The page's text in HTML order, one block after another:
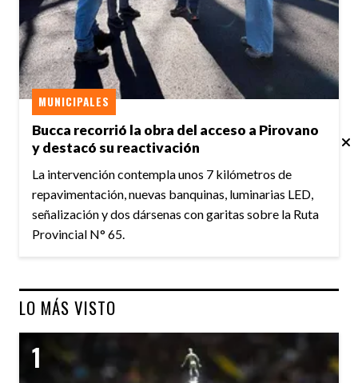
Bucca recorrió la obra del acceso a Pirovano
y destacó su reactivación
MUNICIPALES
La intervención contempla unos 7 kilómetros de
repavimentación, nuevas banquinas, luminarias LED,
señalización y dos dársenas con garitas sobre la Ruta
Provincial N° 65.
LO MÁS VISTO